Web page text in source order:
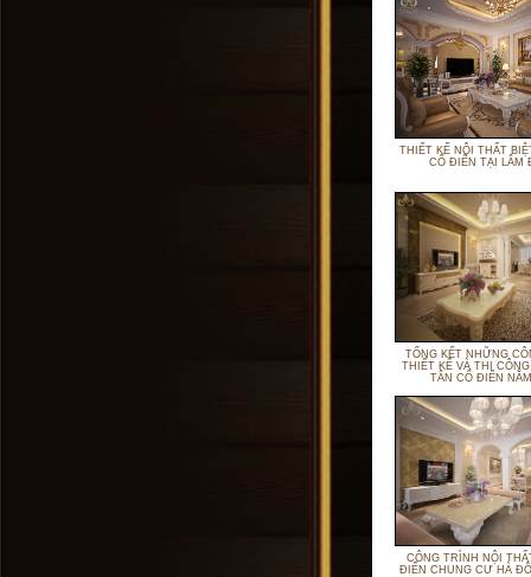
THIẾT KẾ NỘI THẤT
CỔ ĐIỂN TẠI LÂM
TỔNG KẾT NHỮNG
THIẾT KỂ VÀ THI
TÂN CỔ ĐIỂN
CÔNG TRÌNH NỘI
ĐIỂN CHUNG CƯ HÀ